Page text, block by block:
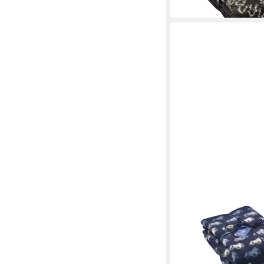
in 2-3 Werktagen bei dir
Wolldecke -
Isländer Strickdecke -
130 x 190 cm B/L
219,95 €
in 2-3 Werktagen bei dir